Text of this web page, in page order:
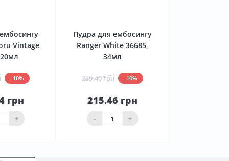
Vintage
-10%
грн
+
До
Пудра для ембосингу
Ranger White 36685,
34мл
239.40 грн -10%
215.46 грн
- +
До
кошика